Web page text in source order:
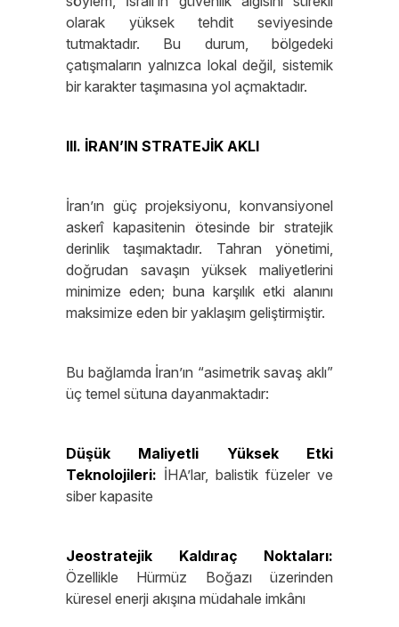
olarak yüksek tehdit seviyesinde
tutmaktadır. Bu durum, bölgedeki
çatışmaların yalnızca lokal değil, sistemik
bir karakter taşımasına yol açmaktadır.
III. İRAN’IN STRATEJİK AKLI
İran’ın güç projeksiyonu, konvansiyonel
askerî kapasitenin ötesinde bir stratejik
derinlik taşımaktadır. Tahran yönetimi,
doğrudan savaşın yüksek maliyetlerini
minimize eden; buna karşılık etki alanını
maksimize eden bir yaklaşım geliştirmiştir.
Bu bağlamda İran’ın “asimetrik savaş aklı”
üç temel sütuna dayanmaktadır:
Düşük Maliyetli Yüksek Etki
Teknolojileri: İHA’lar, balistik füzeler ve
siber kapasite
Jeostratejik Kaldıraç Noktaları:
Özellikle Hürmüz Boğazı üzerinden
küresel enerji akışına müdahale imkânı